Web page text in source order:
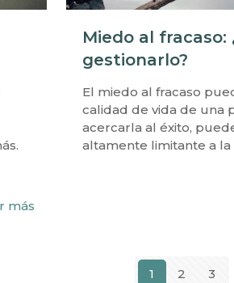
más
Miedo al fracaso:
gestionarlo?
El miedo al fracaso
calidad de vida de una
acercarla al éxito,
altamente limitante a la
1 2 3